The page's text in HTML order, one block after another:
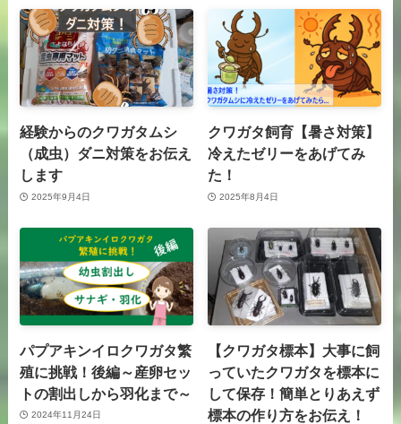
経験からのクワガタムシ
（成虫）ダニ対策をお伝え
します
2025年9月4日
クワガタ飼育【暑さ対策】
冷えたゼリーをあげてみ
た！
2025年8月4日
パプアキンイロクワガタ繁
殖に挑戦！後編～産卵セッ
トの割出しから羽化まで～
2024年11月24日
【クワガタ標本】大事に飼
っていたクワガタを標本に
して保存！簡単とりあえず
標本の作り方をお伝え！